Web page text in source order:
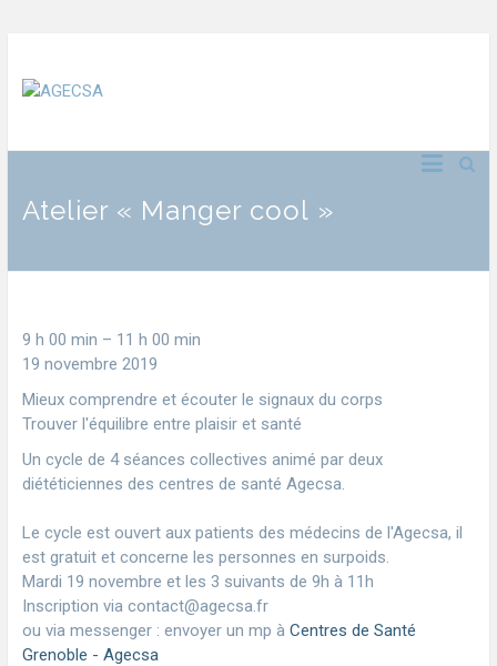
Atelier « Manger cool »
9 h 00 min – 11 h 00 min
19 novembre 2019
Mieux comprendre et écouter le signaux du corps
Trouver l'équilibre entre plaisir et santé
Un cycle de 4 séances collectives animé par deux
diététiciennes des centres de santé Agecsa.
Le cycle est ouvert aux patients des médecins de l'Agecsa, il
est gratuit et concerne les personnes en surpoids.
Mardi 19 novembre et les 3 suivants de 9h à 11h
Inscription via contact@agecsa.fr
ou via messenger : envoyer un mp à Centres de Santé
Grenoble - Agecsa